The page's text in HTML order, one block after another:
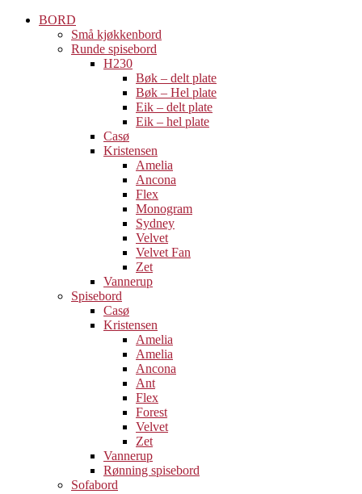
BORD
Små kjøkkenbord
Runde spisebord
H230
Bøk – delt plate
Bøk – Hel plate
Eik – delt plate
Eik – hel plate
Casø
Kristensen
Amelia
Ancona
Flex
Monogram
Sydney
Velvet
Velvet Fan
Zet
Vannerup
Spisebord
Casø
Kristensen
Amelia
Amelia
Ancona
Ant
Flex
Forest
Velvet
Zet
Vannerup
Rønning spisebord
Sofabord